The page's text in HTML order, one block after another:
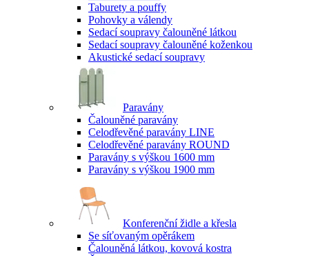
Taburety a pouffy
Pohovky a válendy
Sedací soupravy čalouněné látkou
Sedací soupravy čalouněné koženkou
Akustické sedací soupravy
Paravány
Čalouněné paravány
Celodřevěné paravány LINE
Celodřevěné paravány ROUND
Paravány s výškou 1600 mm
Paravány s výškou 1900 mm
Konferenční židle a křesla
Se síťovaným opěrákem
Čalouněná látkou, kovová kostra